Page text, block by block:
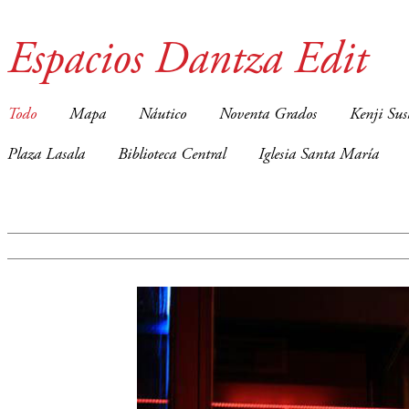
Espacios Dantza Edit
Todo Mapa Náutico Noventa Grados Kenji
Plaza Lasala Biblioteca Central Iglesia Santa María